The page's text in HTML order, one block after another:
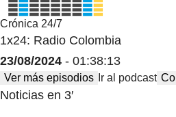
Crónica 24/7
1x24: Radio Colombia
23/08/2024 - 01:38:13
Ver más episodios Ir al podcast
Noticias en 3′